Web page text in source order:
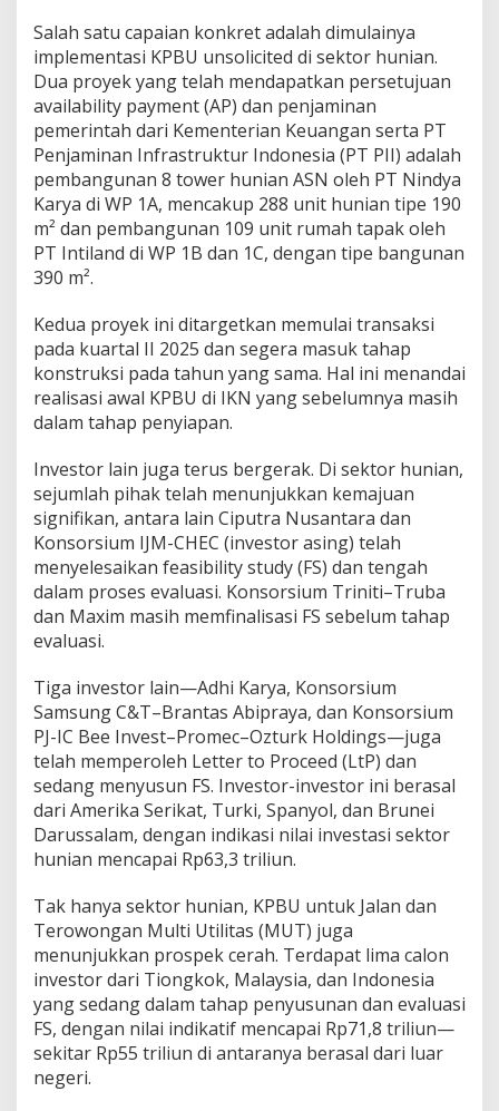
Salah satu capaian konkret adalah dimulainya
implementasi KPBU unsolicited di sektor hunian.
Dua proyek yang telah mendapatkan persetujuan
availability payment (AP) dan penjaminan
pemerintah dari Kementerian Keuangan serta PT
Penjaminan Infrastruktur Indonesia (PT PII) adalah
pembangunan 8 tower hunian ASN oleh PT Nindya
Karya di WP 1A, mencakup 288 unit hunian tipe 190
m² dan pembangunan 109 unit rumah tapak oleh
PT Intiland di WP 1B dan 1C, dengan tipe bangunan
390 m².
Kedua proyek ini ditargetkan memulai transaksi
pada kuartal II 2025 dan segera masuk tahap
konstruksi pada tahun yang sama. Hal ini menandai
realisasi awal KPBU di IKN yang sebelumnya masih
dalam tahap penyiapan.
Investor lain juga terus bergerak. Di sektor hunian,
sejumlah pihak telah menunjukkan kemajuan
signifikan, antara lain Ciputra Nusantara dan
Konsorsium IJM-CHEC (investor asing) telah
menyelesaikan feasibility study (FS) dan tengah
dalam proses evaluasi. Konsorsium Triniti–Truba
dan Maxim masih memfinalisasi FS sebelum tahap
evaluasi.
Tiga investor lain—Adhi Karya, Konsorsium
Samsung C&T–Brantas Abipraya, dan Konsorsium
PJ-IC Bee Invest–Promec–Ozturk Holdings—juga
telah memperoleh Letter to Proceed (LtP) dan
sedang menyusun FS. Investor-investor ini berasal
dari Amerika Serikat, Turki, Spanyol, dan Brunei
Darussalam, dengan indikasi nilai investasi sektor
hunian mencapai Rp63,3 triliun.
Tak hanya sektor hunian, KPBU untuk Jalan dan
Terowongan Multi Utilitas (MUT) juga
menunjukkan prospek cerah. Terdapat lima calon
investor dari Tiongkok, Malaysia, dan Indonesia
yang sedang dalam tahap penyusunan dan evaluasi
FS, dengan nilai indikatif mencapai Rp71,8 triliun—
sekitar Rp55 triliun di antaranya berasal dari luar
negeri.